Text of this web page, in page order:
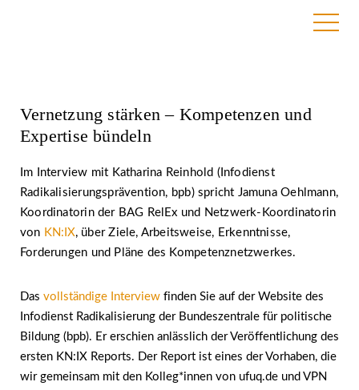
Vernetzung stärken – Kompetenzen und
Expertise bündeln
Im Interview mit Katharina Reinhold (Infodienst
Radikalisierungsprävention, bpb) spricht Jamuna Oehlmann,
Koordinatorin der BAG RelEx und Netzwerk-Koordinatorin
von KN:IX, über Ziele, Arbeitsweise, Erkenntnisse,
Forderungen und Pläne des Kompetenznetzwerkes.
Das vollständige Interview finden Sie auf der Website des
Infodienst Radikalisierung der Bundeszentrale für politische
Bildung (bpb). Er erschien anlässlich der Veröffentlichung des
ersten KN:IX Reports. Der Report ist eines der Vorhaben, die
wir gemeinsam mit den Kolleg*innen von ufuq.de und VPN